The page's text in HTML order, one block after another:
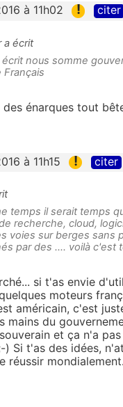
à 11h02 ! citer
a écrit
écrit nous somme
Français
des énarques tout
à 11h15 ! citer
temps il serait temps
recherche, cloud,
voies sur berges sans
par des .... voilà c'est
si t'as envie
moteurs
américain, c'est
mains du
et ça n'a
) Si t'as des idées,
réussir mondialement.